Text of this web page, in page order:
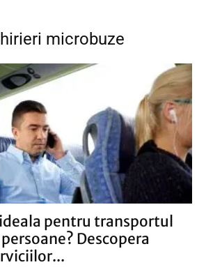
microbuze
pentru transportul
Descopera